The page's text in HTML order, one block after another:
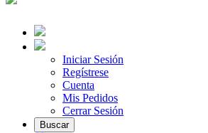
Iniciar Sesión
Regístrese
Cuenta
Mis Pedidos
Cerrar Sesión